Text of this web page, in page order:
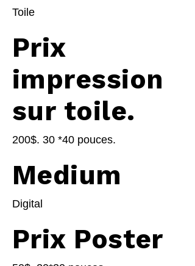
Toile
Prix
impression
sur toile.
200$. 30 *40 pouces.
Medium
Digital
Prix Poster